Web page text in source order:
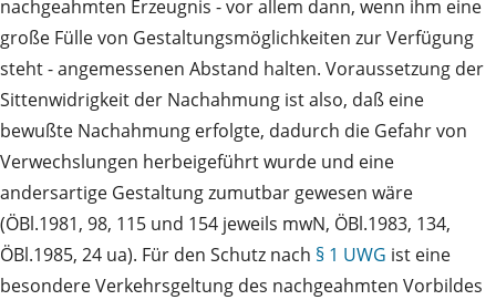
nachgeahmten Erzeugnis - vor allem dann, wenn ihm eine
große Fülle von Gestaltungsmöglichkeiten zur Verfügung
steht - angemessenen Abstand halten. Voraussetzung der
Sittenwidrigkeit der Nachahmung ist also, daß eine
bewußte Nachahmung erfolgte, dadurch die Gefahr von
Verwechslungen herbeigeführt wurde und eine
andersartige Gestaltung zumutbar gewesen wäre
(ÖBl.1981, 98, 115 und 154 jeweils mwN, ÖBl.1983, 134,
ÖBl.1985, 24 ua). Für den Schutz nach § 1 UWG ist eine
besondere Verkehrsgeltung des nachgeahmten Vorbildes